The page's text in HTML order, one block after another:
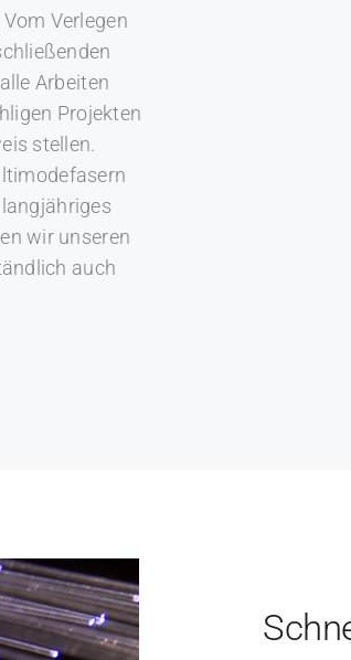
Verlegen
Arbeiten
Projekten
stellen.
wir unseren
auch